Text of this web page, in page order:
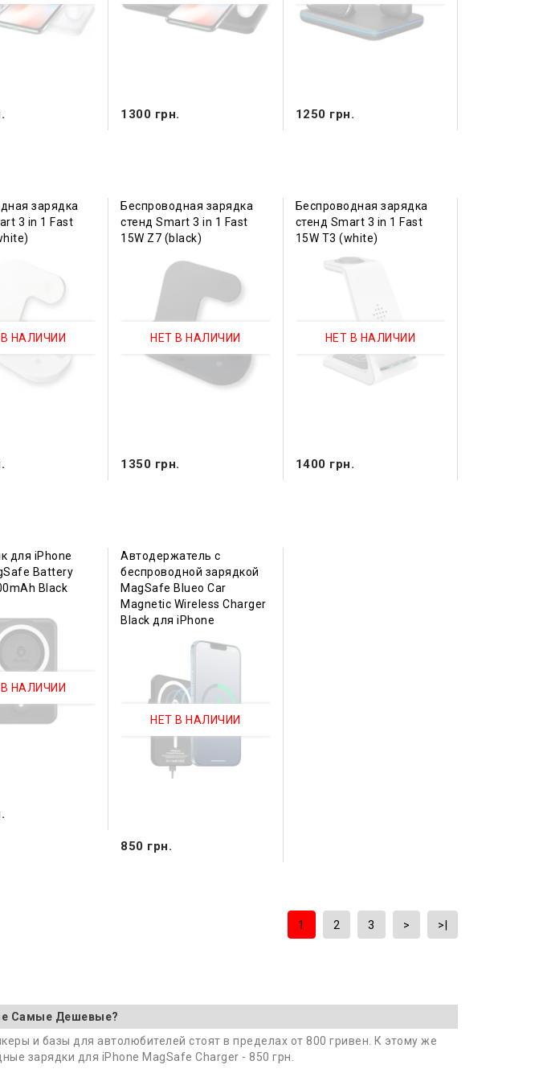
1300 грн. 1250 грн.
зарядка
3 in 1 Fast
В НАЛИЧИИ
Беспроводная зарядка
стенд Smart 3 in 1 Fast
15W Z7 (black)
НЕТ В НАЛИЧИИ
1350 грн.
Беспроводная зарядка
стенд Smart 3 in 1 Fast
15W T3 (white)
НЕТ В НАЛИЧИИ
1400 грн.
для iPhone
Battery
Black
В НАЛИЧИИ
Автодержатель с
беспроводной зарядкой
MagSafe Blueo Car
Magnetic Wireless Charger
Black для iPhone
НЕТ В НАЛИЧИИ
850 грн.
1 2 3 > >|
Самые Дешевые?
и базы для автолюбителей стоят в пределах от 800 гривен. К этому же
зарядки для iPhone MagSafe Charger - 850 грн.